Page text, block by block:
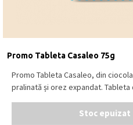
Promo Tableta Casaleo 75g
Promo Tableta Casaleo, din
pralinată și orez expandat. Tableta
Stoc epuizat